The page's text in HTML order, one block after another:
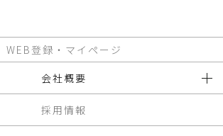
WEB登録・マイページ
会社概要
採用情報